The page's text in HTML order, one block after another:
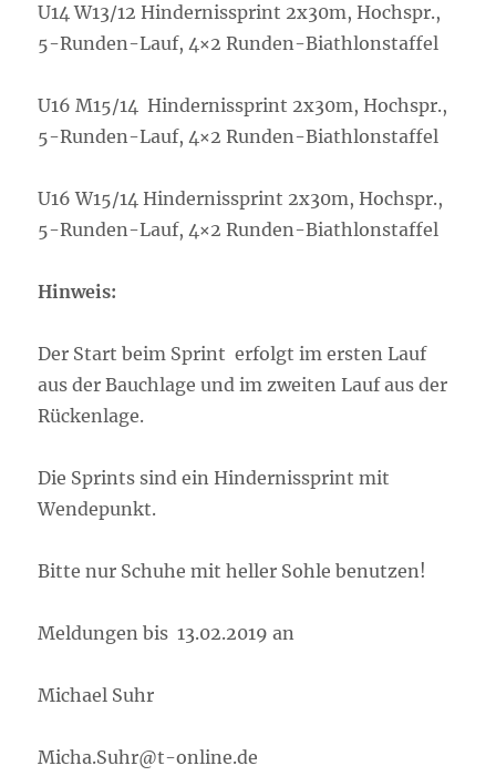
U14 W13/12 Hindernissprint 2x30m, Hochspr.,
5-Runden-Lauf, 4×2 Runden-Biathlonstaffel
U16 M15/14 Hindernissprint 2x30m, Hochspr.,
5-Runden-Lauf, 4×2 Runden-Biathlonstaffel
U16 W15/14 Hindernissprint 2x30m, Hochspr.,
5-Runden-Lauf, 4×2 Runden-Biathlonstaffel
Hinweis:
Der Start beim Sprint erfolgt im ersten Lauf
aus der Bauchlage und im zweiten Lauf aus der
Rückenlage.
Die Sprints sind ein Hindernissprint mit
Wendepunkt.
Bitte nur Schuhe mit heller Sohle benutzen!
Meldungen bis 13.02.2019 an
Michael Suhr
Micha.Suhr@t-online.de